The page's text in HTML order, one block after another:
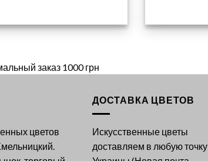
заказ 1000 грн
цветов
ДОСТАВКА ЦВЕТОВ
Искусственные цветы
доставляем в любую точку